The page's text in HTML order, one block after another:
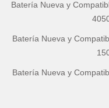
Batería Nueva y
Batería Nueva y
Batería Nueva y